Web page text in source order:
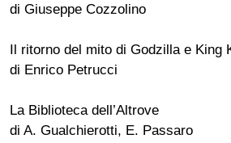
di Giuseppe Cozzolino
Il ritorno del mito di Godzilla e King
di Enrico Petrucci
La Biblioteca dell’Altrove
di A. Gualchierotti, E. Passaro